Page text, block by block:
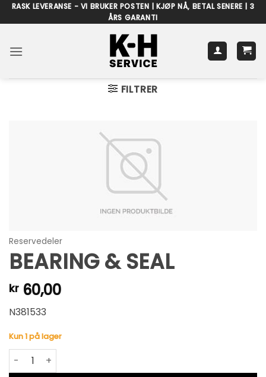
Skip
to
RASK LEVERANSE - VI BRUKER POSTEN | KJØP NÅ, BETAL SENERE | 3
ÅRS GARANTI
FILTRER
Reservedeler
BEARING & SEAL
kr 60,00
N381533
Kun 1 på lager
BEARING & SEAL antall
Alternative: